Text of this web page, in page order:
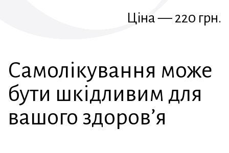
Ціна — 220 грн.
Самолікування може
бути шкідливим для
вашого здоров’я